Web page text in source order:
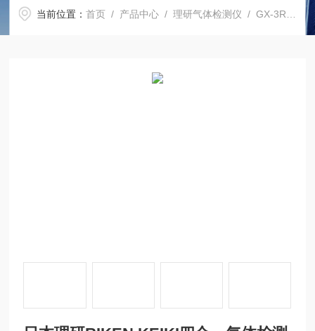
当前位置：首页 / 产品中心 /理研气体检测仪 /GX-3R气体检测仪